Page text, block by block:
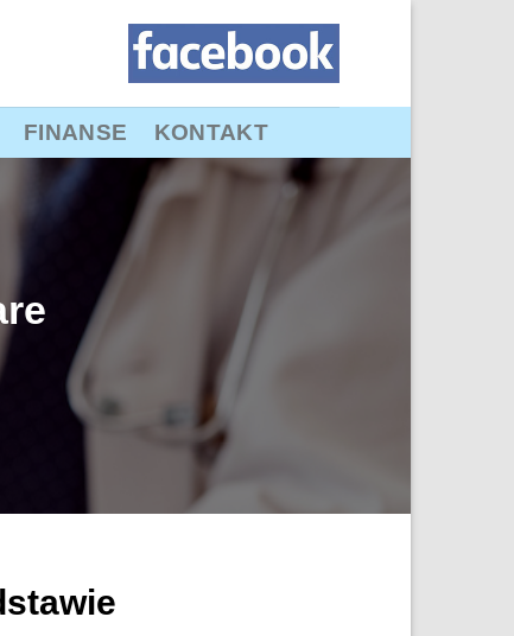
FINANSE KONTAKT